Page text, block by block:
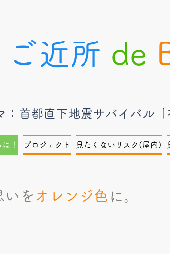
ご近所 de
：首都直下地震サバイバル「
！ プロジェクト 見たくないリスク(屋内)
いをオレンジ色 に。